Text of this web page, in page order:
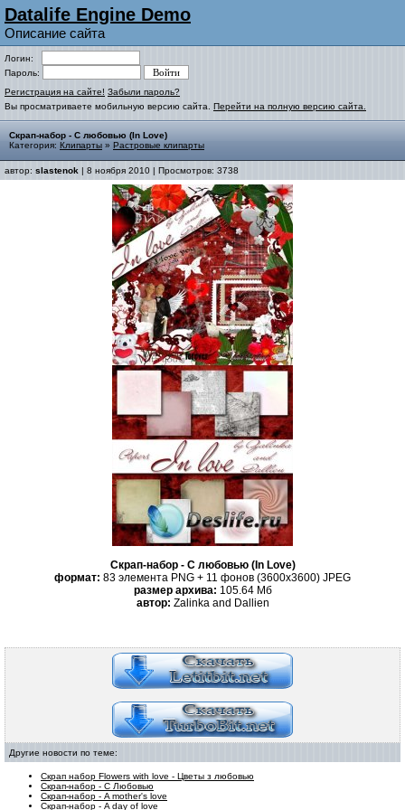
Datalife Engine Demo
Описание сайта
Логин:
Пароль:
Регистрация на сайте! Забыли пароль?
Вы просматриваете мобильную версию сайта. Перейти на полную версию сайта.
Скрап-набор - С любовью (In Love)
Категория: Клипарты » Растровые клипарты
автор: slastenok | 8 ноября 2010 | Просмотров: 3738
Скрап-набор - С любовью (In Love)
формат: 83 элемента PNG + 11 фонов (3600x3600) JPEG
размер архива: 105.64 Mб
автор: Zalinka and Dallien
Другие новости по теме:
Скрап набор Flowers with love - Цветы з любовью
Скрап-набор - С Любовью
Скрап-набор - A mother's love
Скрап-набор - A day of love